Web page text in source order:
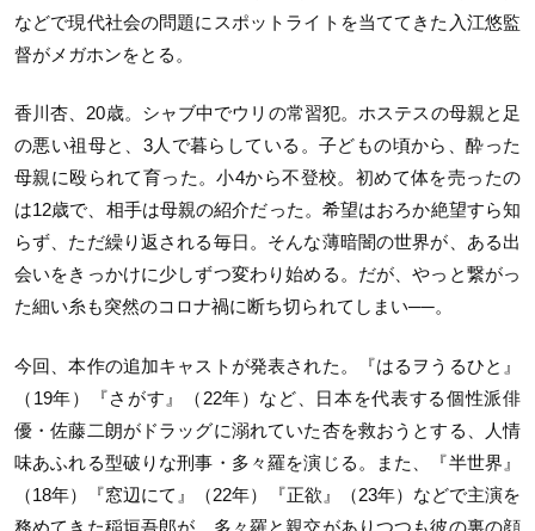
などで現代社会の問題にスポットライトを当ててきた入江悠監
督がメガホンをとる。
香川杏、20歳。シャブ中でウリの常習犯。ホステスの母親と足
の悪い祖母と、3人で暮らしている。子どもの頃から、酔った
母親に殴られて育った。小4から不登校。初めて体を売ったの
は12歳で、相手は母親の紹介だった。希望はおろか絶望すら知
らず、ただ繰り返される毎日。そんな薄暗闇の世界が、ある出
会いをきっかけに少しずつ変わり始める。だが、やっと繋がっ
た細い糸も突然のコロナ禍に断ち切られてしまい──。
今回、本作の追加キャストが発表された。『はるヲうるひと』
（19年）『さがす』（22年）など、日本を代表する個性派俳
優・佐藤二朗がドラッグに溺れていた杏を救おうとする、人情
味あふれる型破りな刑事・多々羅を演じる。また、『半世界』
（18年）『窓辺にて』（22年）『正欲』（23年）などで主演を
務めてきた稲垣吾郎が、多々羅と親交がありつつも彼の裏の顔